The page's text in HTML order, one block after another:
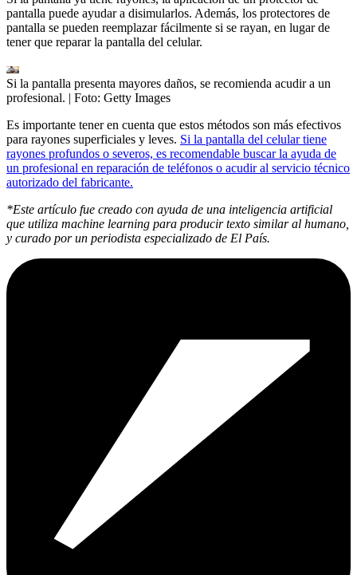
pantalla puede ayudar a disimularlos. Además, los protectores de
pantalla se pueden reemplazar fácilmente si se rayan, en lugar de
tener que reparar la pantalla del celular.
Si la pantalla presenta mayores daños, se recomienda acudir a un
profesional. | Foto: Getty Images
Es importante tener en cuenta que estos métodos son más efectivos
para rayones superficiales y leves. Si la pantalla del celular tiene
rayones profundos o severos, es recomendable buscar la ayuda de
un profesional en reparación de teléfonos o acudir al servicio técnico
autorizado del fabricante.
*Este artículo fue creado con ayuda de una inteligencia artificial
que utiliza machine learning para producir texto similar al humano,
y curado por un periodista especializado de El País.